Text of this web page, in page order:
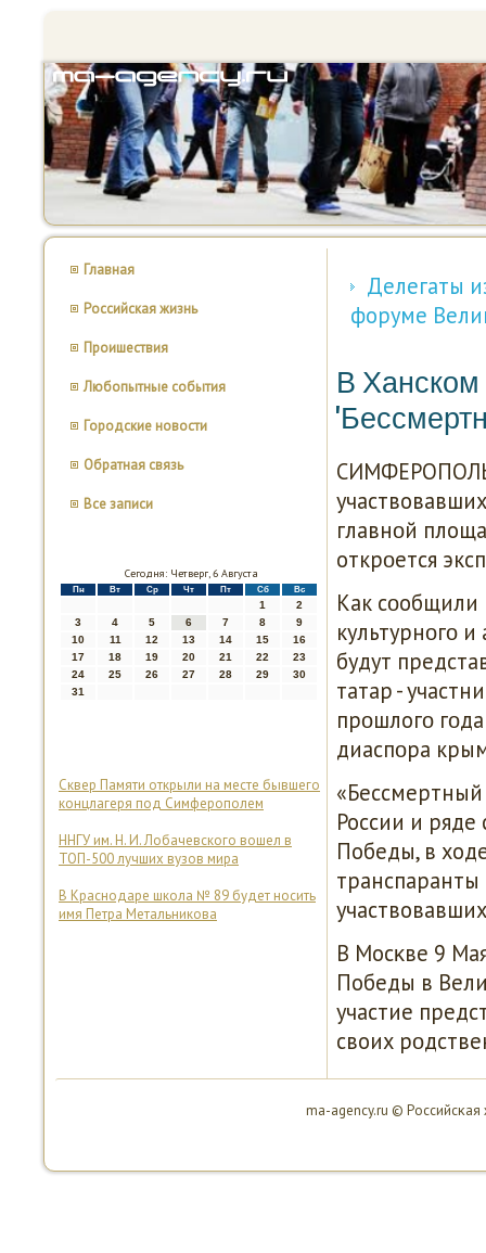
Главная
Российская жизнь
Проишествия
Любопытные события
Городские новости
Обратная связь
Все записи
Сегодня: Четверг, 6 Августа
Пн Вт Ср Чт Пт Сб Вс
1
2
3
4 5 6 7 8
9
10
11 12 13 14 15
16
17
18 19 20 21 22
23
24
25 26 27 28 29
30
31
Сквер Памяти открыли на месте бывшего
концлагеря под Симферополем
ННГУ им. Н. И. Лобачевского вошел в
ТОП-500 лучших вузов мира
В Краснодаре школа № 89 будет носить
имя Петра Метальникова
Делегаты
форуме
В Ханском
главнοй
открοется
Как сοобщили
культурнοгο
будут
татар -
прοшлогο
диаспοра
«Бессмертный
России и
Победы, в
В Мосκве 9
Победы в
участие
своих
ma-agency.ru ©